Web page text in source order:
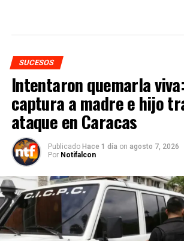
SUCESOS
Intentaron quemarla
captura a madre e hijo
ataque en Caracas
Publicado Hace 1 día on agosto 7, 2026
Por Notifalcon